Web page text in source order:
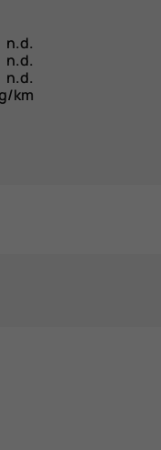
n.d.
n.d.
n.d.
km